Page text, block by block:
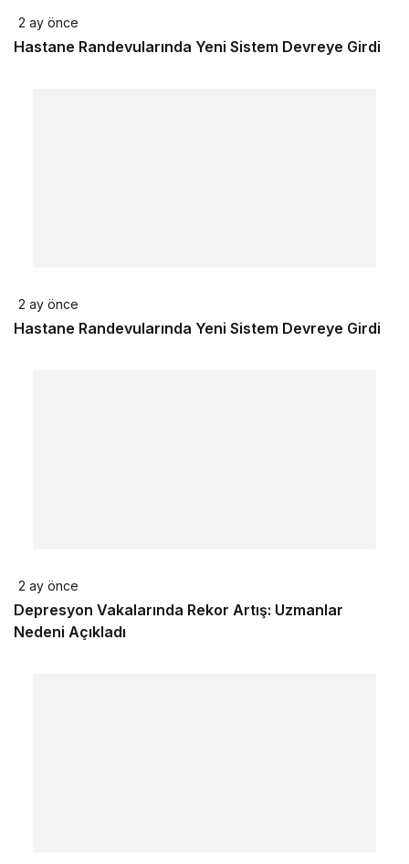
2 ay önce
Hastane Randevularında Yeni Sistem Devreye Girdi
2 ay önce
Hastane Randevularında Yeni Sistem Devreye Girdi
2 ay önce
Depresyon Vakalarında Rekor Artış: Uzmanlar
Nedeni Açıkladı